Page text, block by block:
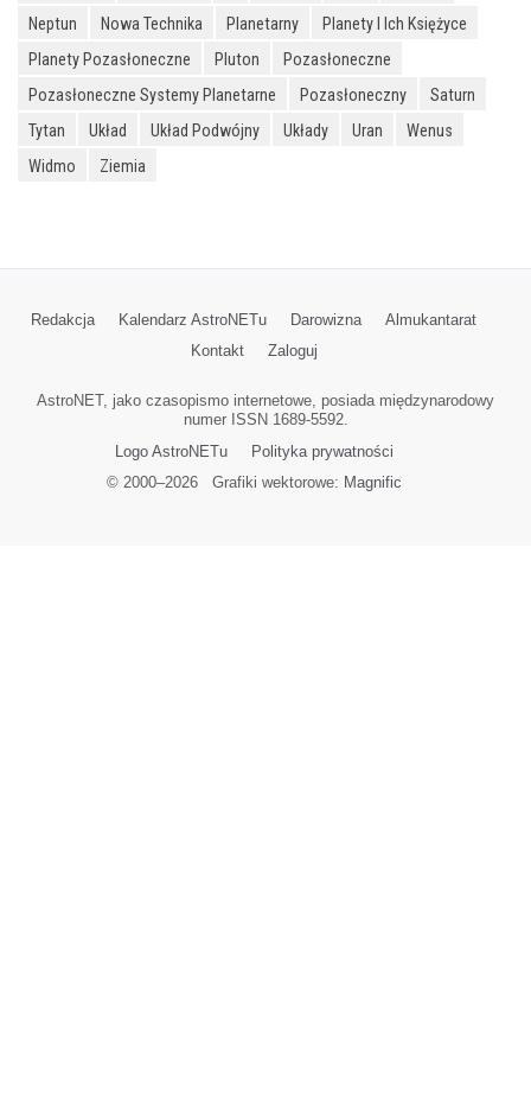
Neptun
Nowa Technika Planetarny
Planety I Ich Księżyce
Planety Pozasłoneczne
Pluton
Pozasłoneczne
Pozasłoneczne Systemy Planetarne
Pozasłoneczny
Saturn
Tytan
Układ Układ Podwójny Układy Uran
Wenus
Widmo
Ziemia
Redakcja Kalendarz AstroNETu Darowizna
Almukantarat
Kontakt
Zaloguj
AstroNET, jako czasopismo internetowe, posiada międzynarodowy
numer ISSN 1689-5592.
Logo AstroNETu
Polityka prywatności
© 2000–2026Grafiki wektorowe: Magnific